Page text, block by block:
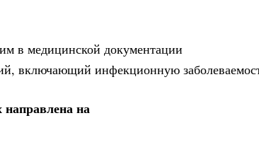
в медицинской документации
включающий инфекционную
на